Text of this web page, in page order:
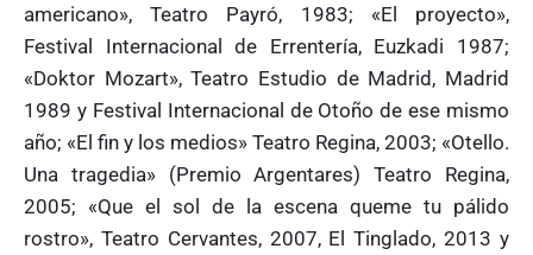
americano», Teatro Payró, 1983; «El proyecto»,
Festival Internacional de Errentería, Euzkadi 1987;
«Doktor Mozart», Teatro Estudio de Madrid, Madrid
1989 y Festival Internacional de Otoño de ese mismo
año; «El fin y los medios» Teatro Regina, 2003; «Otello.
Una tragedia» (Premio Argentares) Teatro Regina,
2005; «Que el sol de la escena queme tu pálido
rostro», Teatro Cervantes, 2007, El Tinglado, 2013 y